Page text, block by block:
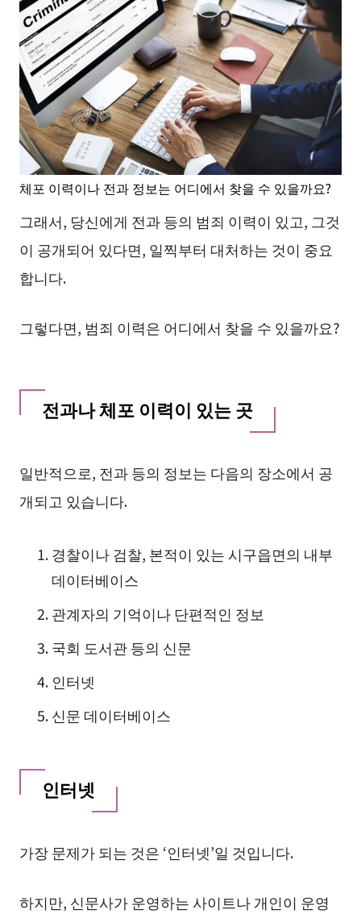
체포 이력이나 전과 정보는 어디에서 찾을 수 있을까요?
그래서, 당신에게 전과 등의 범죄 이력이 있고, 그것
이 공개되어 있다면, 일찍부터 대처하는 것이 중요
합니다.
그렇다면, 범죄 이력은 어디에서 찾을 수 있을까요?
전과나 체포 이력이 있는 곳
일반적으로, 전과 등의 정보는 다음의 장소에서 공
개되고 있습니다.
경찰이나 검찰, 본적이 있는 시구읍면의 내부
데이터베이스
관계자의 기억이나 단편적인 정보
국회 도서관 등의 신문
인터넷
신문 데이터베이스
인터넷
가장 문제가 되는 것은 ‘인터넷’일 것입니다.
하지만, 신문사가 운영하는 사이트나 개인이 운영